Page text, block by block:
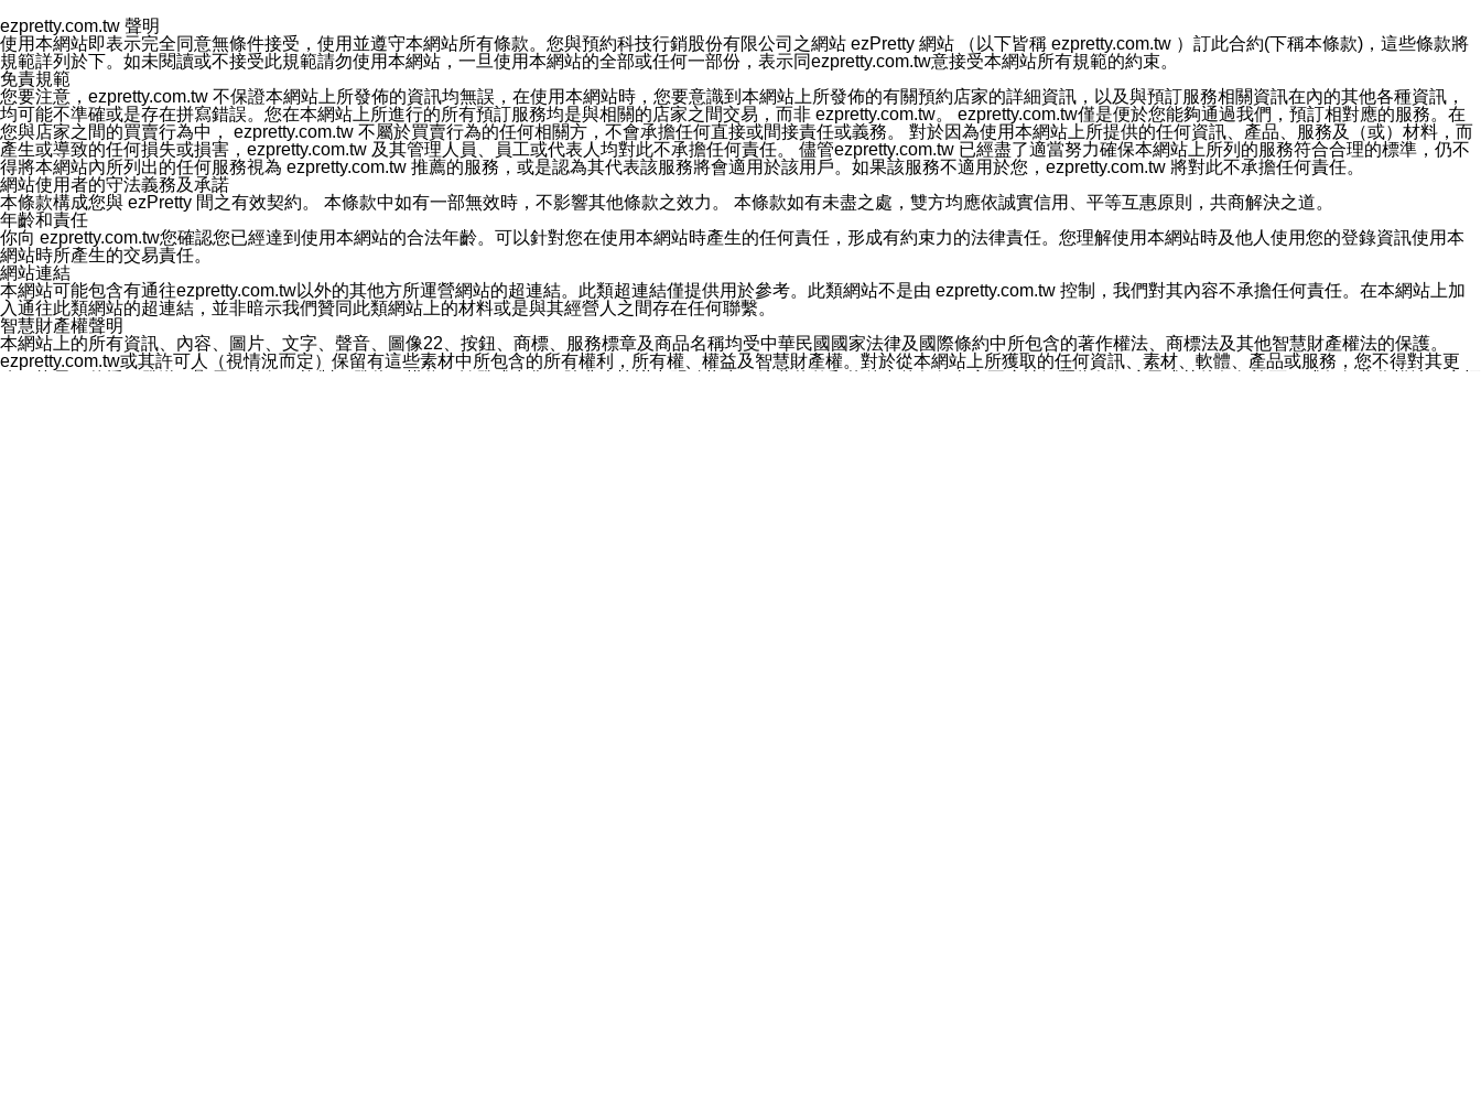
您同意本公司網站，透過您所提供的郵件地址與您取得聯絡並傳送或宣傳本網站各項服務之資料或電子郵件供您參考。您能依照該資料或電子郵件所指示之方法、說明或功能連結，隨時
停止接收這些資料或電子郵件。
十五、訊息通知
本公司/本服務將以通知型訊息傳送重要訊息給您。即使未加入本公司/本服務好友，您仍可接收到通知型訊息。
本公司/本服務傳送之通知型訊息以對您有效且重要的訊息為限，以廣告或其他目的的訊息皆不會被傳送。滿足以下三個條件者，將可收到通知型訊息。
1.LINE 帳號設定的電話號碼與本公司/本服務所傳來的電話號碼比對相符。
2.該 LINE 帳號已在 LINE APP 設定中，同意接收通知型訊息。
3.LINE 帳號未封鎖傳送訊息之 LINE 官方帳號。
欲變更通知型訊息的設定，操作如下：
1.點選「主頁」＞「設定」
2.點選「隱私設定」
3.點選「提供使用資料」
4.點選「LINE通知型訊息」
5.開關「接收LINE通知型訊息」
❗️關閉「接收通知型訊息」後，將不會接收到來自任何企業官方帳號或認證官方帳號的通知型訊息。
ezpretty.com.tw 聲明
使用本網站即表示完全同意無條件接受，使用並遵守本網站所有條款。您與預約科技行銷股份有限公司之網站 ezPretty 網站 （以下皆稱 ezpretty.com.tw ）訂此合約(下稱本條款)，這些條款將
規範詳列於下。如未閱讀或不接受此規範請勿使用本網站，一旦使用本網站的全部或任何一部份，表示同ezpretty.com.tw意接受本網站所有規範的約束。
免責規範
您要注意，ezpretty.com.tw 不保證本網站上所發佈的資訊均無誤，在使用本網站時，您要意識到本網站上所發佈的有關預約店家的詳細資訊，以及與預訂服務相關資訊在內的其他各種資訊，
均可能不準確或是存在拼寫錯誤。您在本網站上所進行的所有預訂服務均是與相關的店家之間交易，而非 ezpretty.com.tw。 ezpretty.com.tw僅是便於您能夠通過我們，預訂相對應的服務。在
您與店家之間的買賣行為中， ezpretty.com.tw 不屬於買賣行為的任何相關方，不會承擔任何直接或間接責任或義務。 對於因為使用本網站上所提供的任何資訊、產品、服務及（或）材料，而
產生或導致的任何損失或損害，ezpretty.com.tw 及其管理人員、員工或代表人均對此不承擔任何責任。 儘管ezpretty.com.tw 已經盡了適當努力確保本網站上所列的服務符合合理的標準，仍不
得將本網站內所列出的任何服務視為 ezpretty.com.tw 推薦的服務，或是認為其代表該服務將會適用於該用戶。如果該服務不適用於您，ezpretty.com.tw 將對此不承擔任何責任。
網站使用者的守法義務及承諾
本條款構成您與 ezPretty 間之有效契約。 本條款中如有一部無效時，不影響其他條款之效力。 本條款如有未盡之處，雙方均應依誠實信用、平等互惠原則，共商解決之道。
年齡和責任
你向 ezpretty.com.tw您確認您已經達到使用本網站的合法年齡。可以針對您在使用本網站時產生的任何責任，形成有約束力的法律責任。您理解使用本網站時及他人使用您的登錄資訊使用本
網站時所產生的交易責任。
網站連結
本網站可能包含有通往ezpretty.com.tw以外的其他方所運營網站的超連結。此類超連結僅提供用於參考。此類網站不是由 ezpretty.com.tw 控制，我們對其內容不承擔任何責任。在本網站上加
入通往此類網站的超連結，並非暗示我們贊同此類網站上的材料或是與其經營人之間存在任何聯繫。
智慧財產權聲明
本網站上的所有資訊、內容、圖片、文字、聲音、圖像22、按鈕、商標、服務標章及商品名稱均受中華民國國家法律及國際條約中所包含的著作權法、商標法及其他智慧財產權法的保護。
ezpretty.com.tw或其許可人（視情況而定）保留有這些素材中所包含的所有權利，所有權、權益及智慧財產權。對於從本網站上所獲取的任何資訊、素材、軟體、產品或服務，您不得對其更